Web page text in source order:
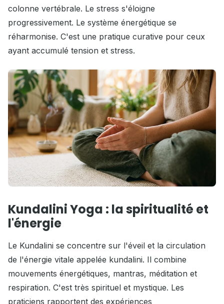
colonne vertébrale. Le stress s'éloigne
progressivement. Le système énergétique se
réharmonise. C'est une pratique curative pour ceux
ayant accumulé tension et stress.
Kundalini Yoga : la spiritualité et
l'énergie
Le Kundalini se concentre sur l'éveil et la circulation
de l'énergie vitale appelée kundalini. Il combine
mouvements énergétiques, mantras, méditation et
respiration. C'est très spirituel et mystique. Les
praticiens rapportent des expériences